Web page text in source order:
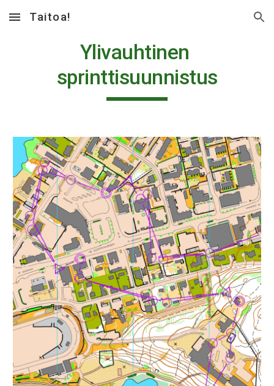
Skip to main content Skip to navigation
Taitoa!
Ylivauhtinen
sprinttisuunnistus